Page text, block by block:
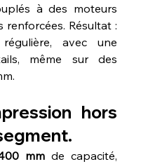
à des moteurs
renforcées. Résultat :
avec une
même sur des
hors
mm de capacité,